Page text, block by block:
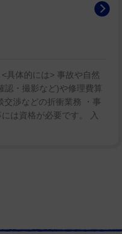
具体的には> 事故や自然
認・撮影など)や修理費算
交渉などの折衝業務 ・事
は資格が必要です。 入